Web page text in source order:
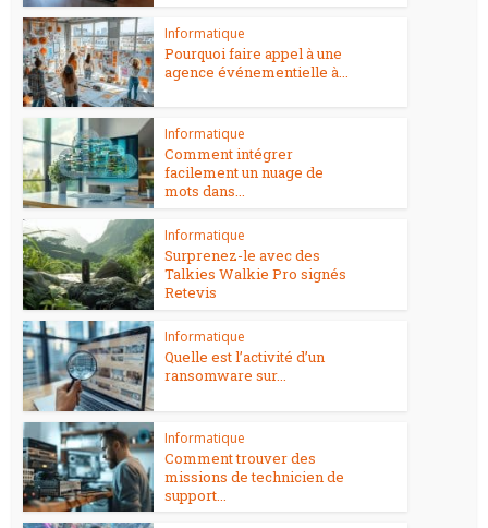
Informatique
Pourquoi faire appel à une
agence événementielle à...
Informatique
Comment intégrer
facilement un nuage de
mots dans...
Informatique
Surprenez-le avec des
Talkies Walkie Pro signés
Retevis
Informatique
Quelle est l’activité d’un
ransomware sur...
Informatique
Comment trouver des
missions de technicien de
support...